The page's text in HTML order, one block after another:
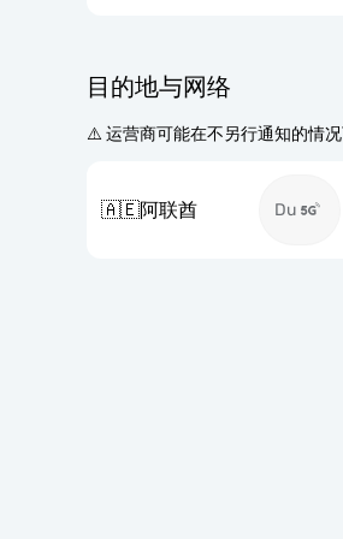
目的地与网络
⚠️ 运营商可能在不另行通知的情
🇦🇪阿联酋 Du